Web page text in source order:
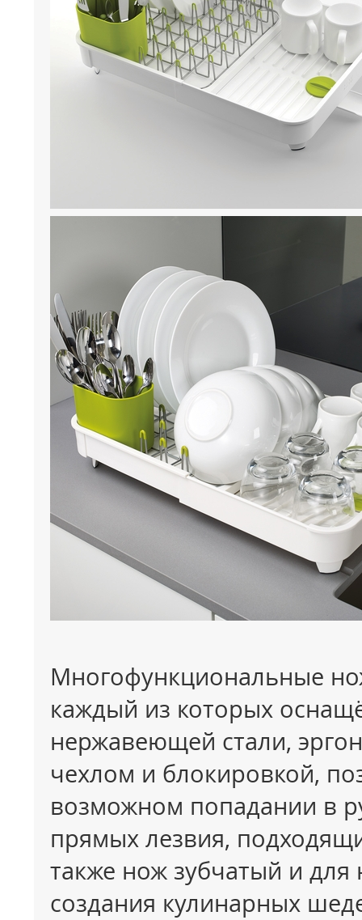
Многофункциональные
каждый из которых
нержавеющей стали,
чехлом и блокировкой,
возможном попадании в
прямых лезвия,
также нож зубчатый и
создания кулинарных